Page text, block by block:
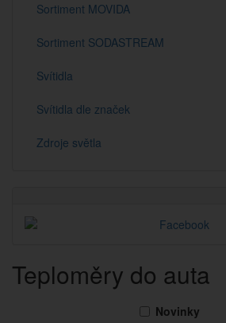
Sortiment MOVIDA
Sortiment SODASTREAM
Svítidla
Svítidla dle značek
Zdroje světla
Teploměry do auta
Novinky